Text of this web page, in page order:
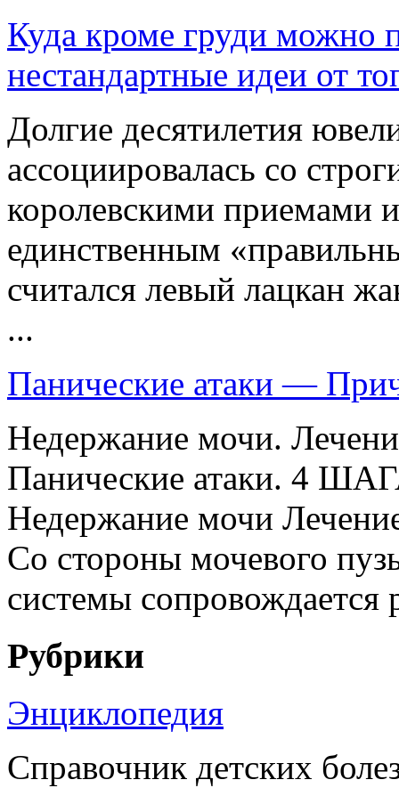
Куда кроме груди можно
нестандартные идеи от
Долгие десятилетия
ассоциировалась со
королевскими приемами
единственным
считался левый лацкан
...
Панические атаки —
Недержание мочи.
Панические атаки. 4
Недержание мочи
Со стороны мочевого
системы сопровождается
Рубрики
Энциклопедия
Справочник детских